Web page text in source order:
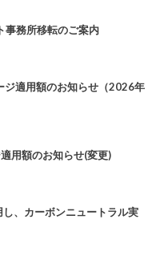
事務所移転のご案内
ジ適用額のお知らせ（2026年
用額のお知らせ(変更)
、カーボンニュートラル実